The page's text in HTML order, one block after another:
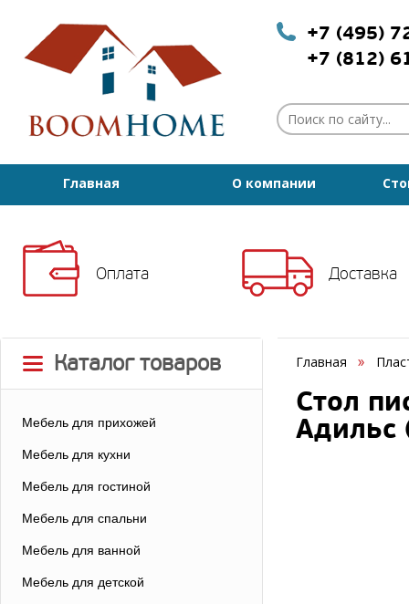
+7 (495)
+7 (812)
Главная О компании
Оплата Доставка
Каталог товаров
Мебель для прихожей
Мебель для кухни
Мебель для гостиной
Мебель для спальни
Мебель для ванной
Мебель для детской
Главная
Стол
Адильс